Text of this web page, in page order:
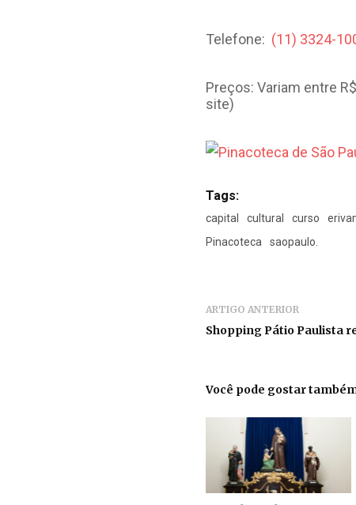
Telefone: (11) 3324-
Preços: Variam entre
site)
Tags:
capital cultural curso
Pinacoteca
saopaulo.
ARTIGO ANTERIOR
Shopping Pátio Paulista
Você pode gostar